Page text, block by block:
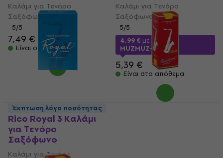
Καλάμι για Τενόρο
Σαξόφωνο
5/5
7,49 €
Είναι στο απόθεμα
Καλάμι για Τενόρο
Σαξόφωνο
5/5
4,99 € με κωδικό
MUZMUZ-5
5,39 €
Είναι στο απόθεμα
Rico Royal 3 Καλάμι
για Τενόρο
Σαξόφωνο
Καλάμι για Τενόρο
Έκπτωση λόγο ποσότητας